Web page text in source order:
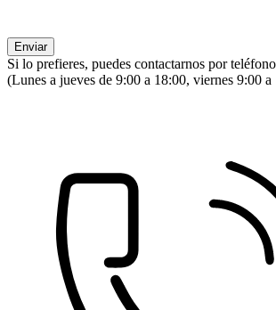
Si lo prefieres, puedes contactarnos por teléfono
(Lunes a jueves de 9:00 a 18:00, viernes 9:00 a